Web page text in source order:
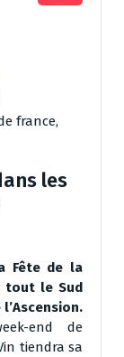
france,
les
Fête de la
tout le Sud
end de
tiendra sa